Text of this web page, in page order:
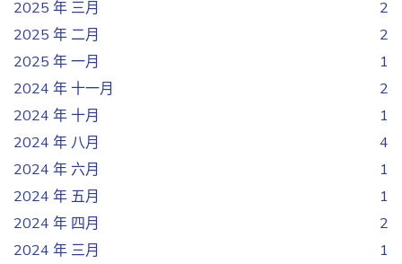
2025 年 三月
2
2025 年 二月
2
2025 年 一月
1
2024 年 十一月
2
2024 年 十月
1
2024 年 八月
4
2024 年 六月
1
2024 年 五月
1
2024 年 四月
2
2024 年 三月
1